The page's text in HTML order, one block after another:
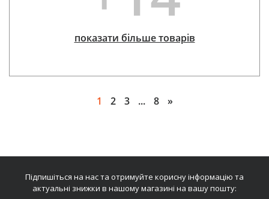
показати більше товарів
1 2 3 ... 8 »
Підпишіться на нас та отримуйте корисну інформацію та
актуальні знижки в нашому магазині на вашу пошту: